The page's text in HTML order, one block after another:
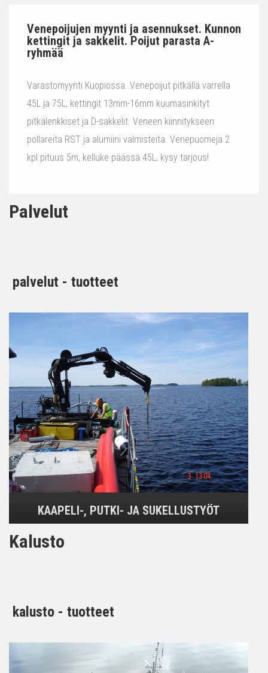
Venepoijujen myynti ja asennukset. Kunnon
kettingit ja sakkelit. Poijut parasta A-
ryhmää
Varastomyynti Kuopiossa. Venepoijut pitkällä varrella
45L ja 75L, kettingit 13mm-16mm kuumasinkityt
pitkälenkkiset ja D-sakkelit. Veneen kiinnitykseen
pollareita RST ja alumiini valmisteita. Venepuomeja 2
kpl pituus 5m, kelluke päässä 45L, kysy tarjous!
Palvelut
palvelut - tuotteet
KAAPELI-, PUTKI- JA SUKELLUSTYÖT
Kalusto
kalusto - tuotteet